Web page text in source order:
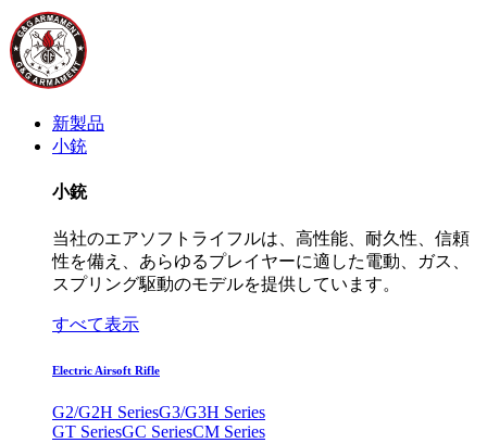
新製品
小銃
小銃
当社のエアソフトライフルは、高性能、耐久性、信頼
性を備え、あらゆるプレイヤーに適した電動、ガス、
スプリング駆動のモデルを提供しています。
すべて表示
Electric Airsoft Rifle
G2/G2H SeriesG3/G3H Series
GT SeriesGC SeriesCM Series